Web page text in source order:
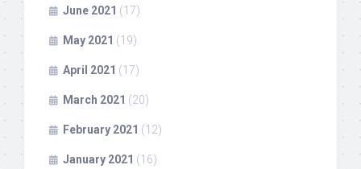
June 2021 (17)
May 2021 (19)
April 2021 (17)
March 2021 (20)
February 2021 (12)
January 2021 (16)